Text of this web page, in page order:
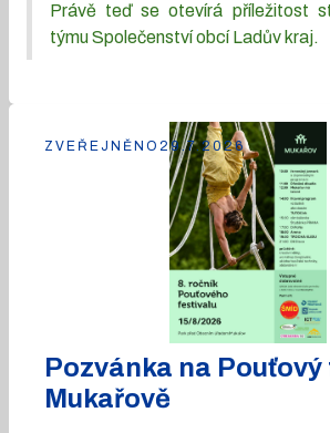
Právě teď se otevírá příležitost
týmu Společenství obcí Ladův kraj.
Pozvánka na
Mukařově
ZVEŘEJNĚNO 29.7.2026